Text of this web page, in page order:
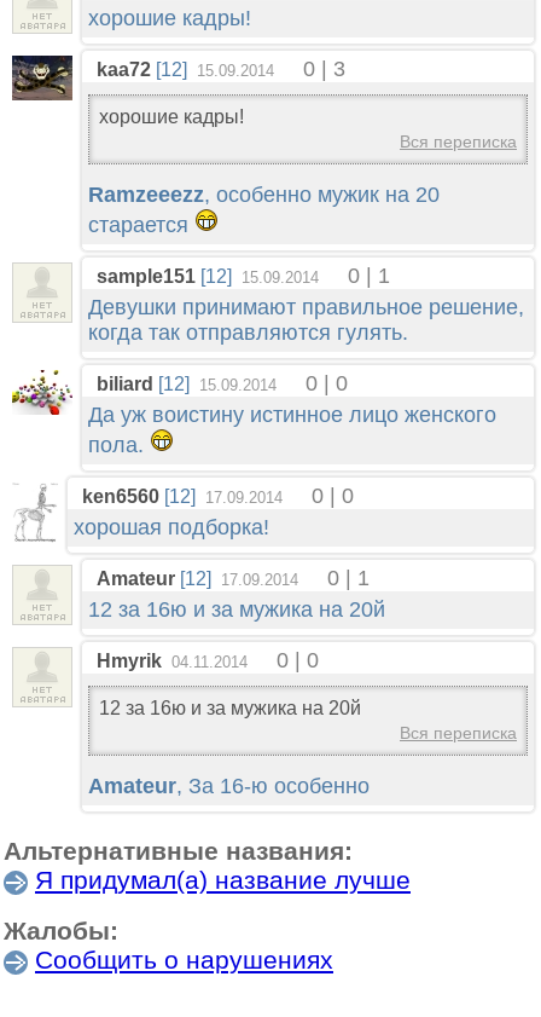
хорошие кадры!
kaa72 [12] 15.09.2014 0 | 3
хорошие кадры!
Вся переписка
Ramzeeezz, особенно мужик на 20
старается
sample151 [12] 15.09.2014
0 | 1
Девушки принимают правильное решение,
когда так отправляются гулять.
biliard [12] 15.09.2014
0 | 0
Да уж воистину истинное лицо женского
пола.
ken6560 [12] 17.09.2014
0 | 0
хорошая подборка!
Amateur [12] 17.09.2014
0 | 1
12 за 16ю и за мужика на 20й
Hmyrik 04.11.2014 0 | 0
12 за 16ю и за мужика на 20й
Вся переписка
Amateur, За 16-ю особенно
Альтернативные названия:
Я придумал(а) название лучше
Жалобы:
Сообщить о нарушениях